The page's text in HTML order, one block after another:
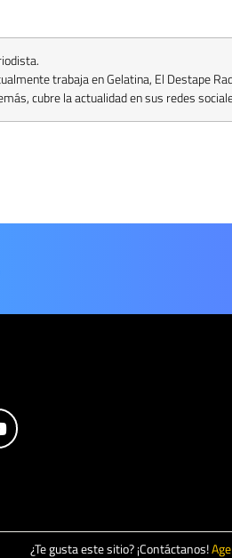
trabaja en Gelatina, El Destape
cubre la actualidad en sus redes
¿Te gusta este sitio? ¡Contáctanos!